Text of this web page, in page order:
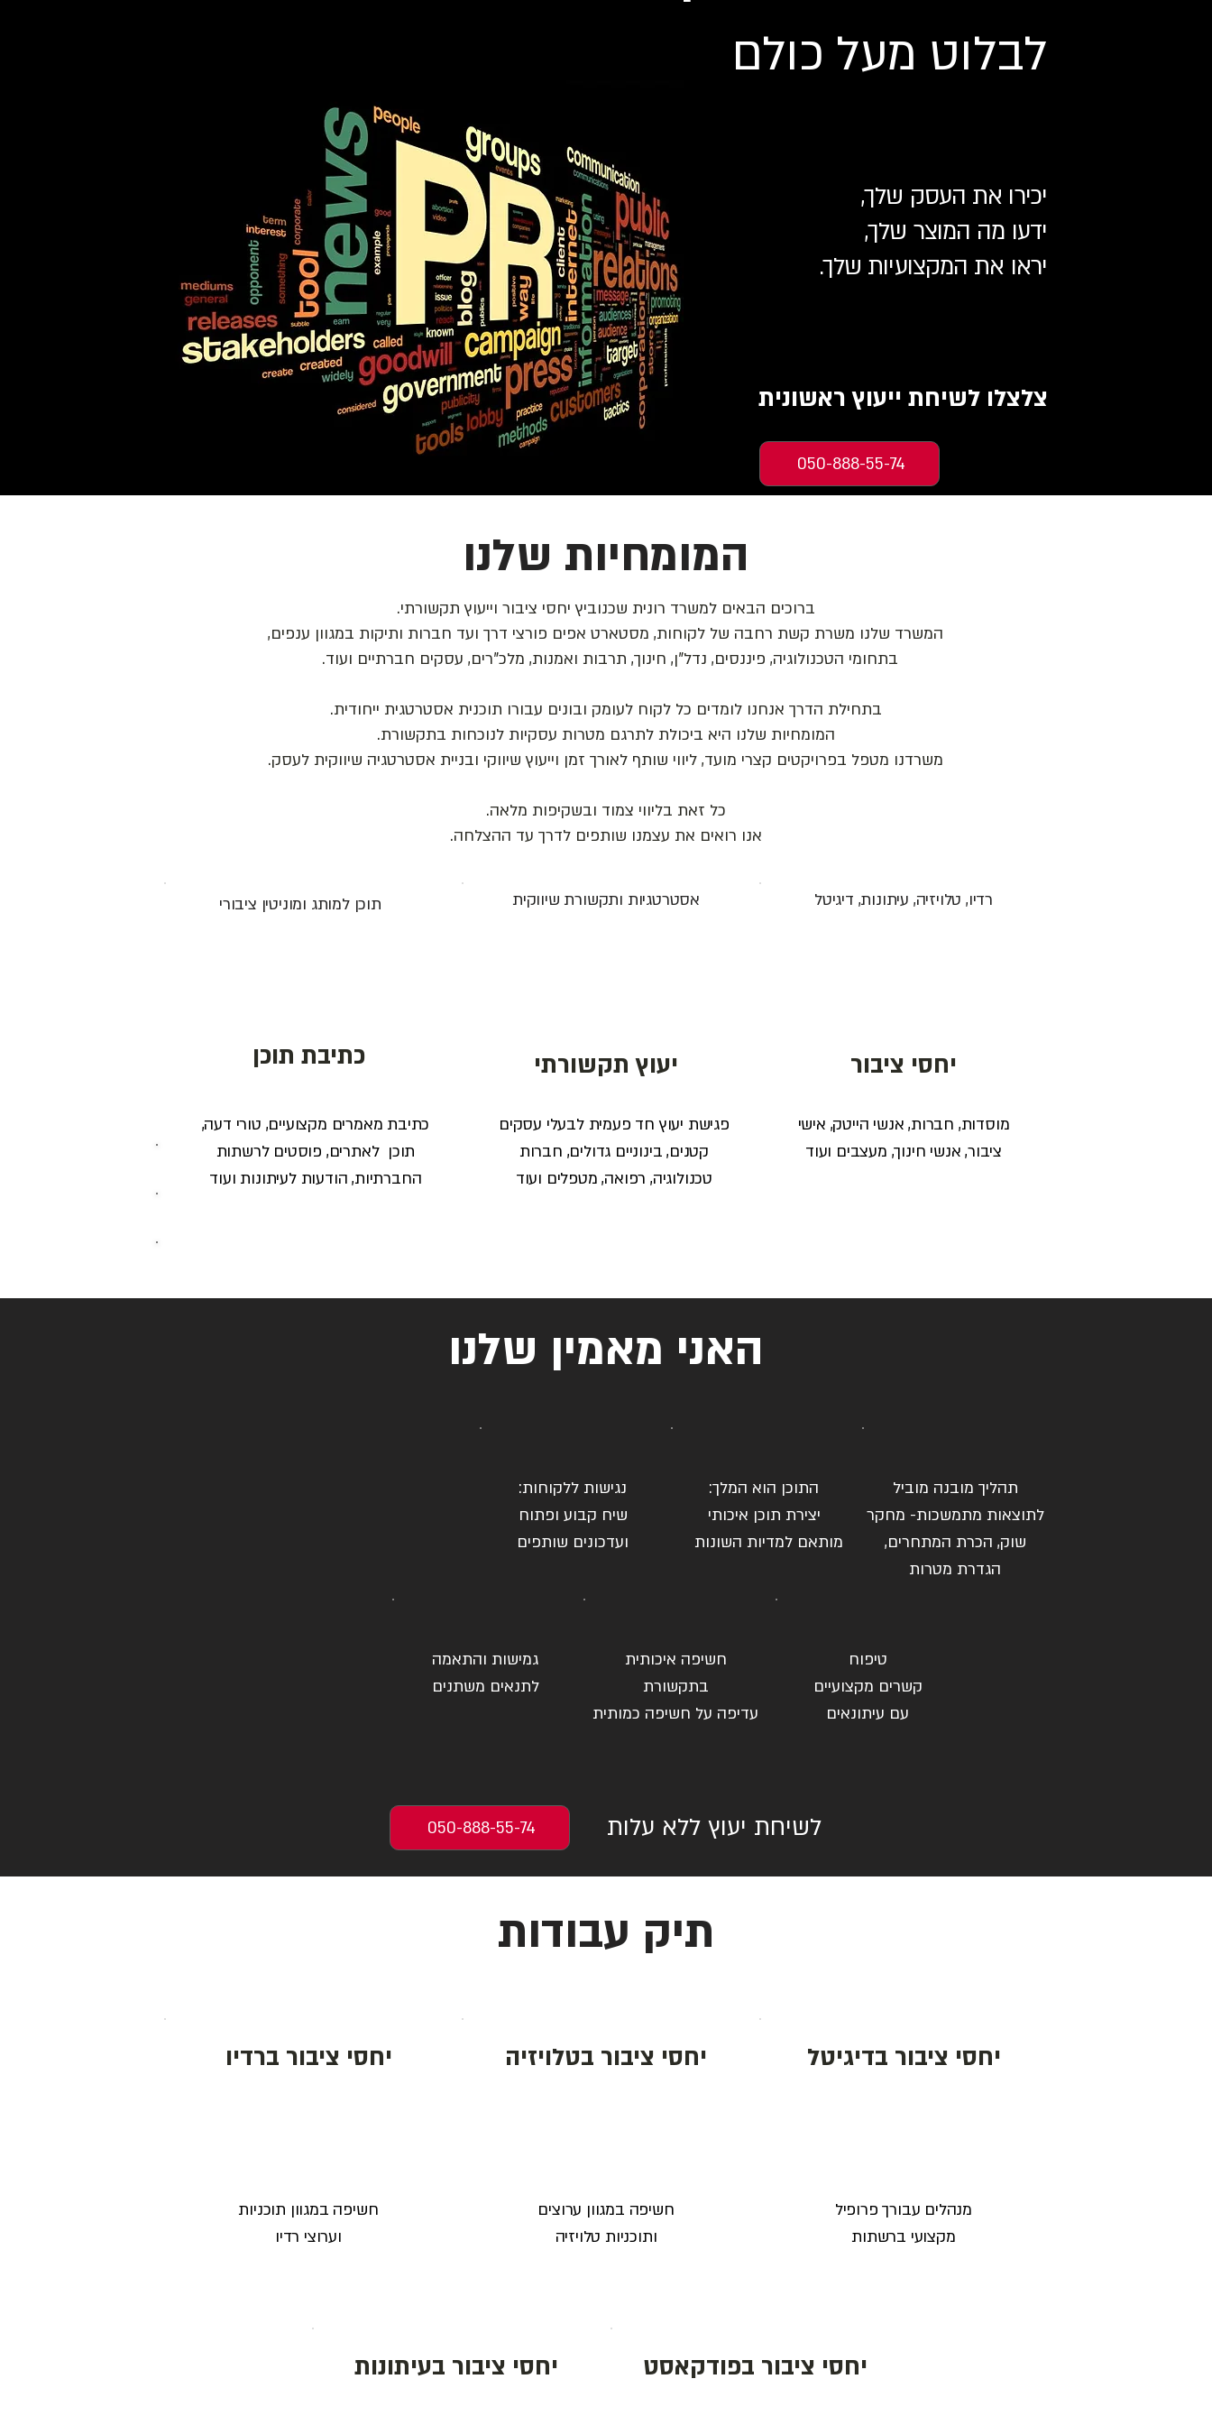
לבלוט מעל כולם
יכירו את העסק שלך,
ידעו מה המוצר שלך,
יראו את המקצועיות שלך.
צלצלו לשיחת ייעוץ ראשונית
050-888-55-74
המומחיות שלנו
ברוכים הבאים למשרד רונית שכנוביץ יחסי ציבור וייעוץ תקשורתי.
המשרד שלנו משרת קשת רחבה של לקוחות, מסטארט אפים פורצי דרך ועד חברות ותיקות במגוון ענפים,
בתחומי הטכנולוגיה, פיננסים, נדל"ן, חינוך, תרבות ואמנות, מלכ"רים, עסקים חברתיים ועוד.
בתחילת הדרך אנחנו לומדים כל לקוח לעומק ובונים עבורו תוכנית אסטרטגית ייחודית.​
המומחיות שלנו היא ביכולת לתרגם מטרות עסקיות לנוכחות בתקשורת.
משרדנו מטפל בפרויקטים קצרי מועד, ליווי שותף לאורך זמן וייעוץ שיווקי ובניית אסטרטגיה שיווקית לעסק.
כל זאת בליווי צמוד ובשקיפות מלאה.
אנו רואים את עצמנו שותפים לדרך עד ההצלחה.
רדיו, טלויזיה, עיתונות, דיגיטל
יחסי ציבור
מוסדות, חברות, אנשי הייטק, אישי
ציבור, אנשי חינוך, מעצבים ועוד
אסטרטגיות ותקשורת שיווקית
יעוץ תקשורתי
פגישת יעוץ חד פעמית לבעלי עסקים
קטנים, בינוניים גדולים, חברות
טכנולוגיה, רפואה, מטפלים ועוד
תוכן למותג ומוניטין ציבורי
כתיבת תוכן
כתיבת מאמרים מקצועיים, טורי דעה,
תוכן לאתרים, פוסטים לרשתות
החברתיות, הודעות לעיתונות ועוד
האני מאמין שלנו
תהליך מובנה מוביל
לתוצאות מתמשכות- מחקר
שוק, הכרת המתחרים,
הגדרת מטרות
התוכן הוא המלך:
יצירת תוכן איכותי
מותאם למדיות השונות
נגישות ללקוחות:
שיח קבוע ופתוח
ועדכונים שותפים
טיפוח
קשרים מקצועיים
עם עיתונאים
חשיפה איכותית
בתקשורת
עדיפה על חשיפה כמותית
גמישות והתאמה
לתנאים משתנים
לשיחת יעוץ ללא עלות 050-888-55-74
תיק עבודות
יחסי ציבור בדיגיטל
מנהלים עבורך פרופיל
מקצועי ברשתות
יחסי ציבור בטלויזיה
חשיפה במגוון ערוצים
ותוכניות טלויזיה
יחסי ציבור ברדיו
חשיפה במגוון תוכניות
וערוצי רדיו
יחסי ציבור בפודקאסט יחסי ציבור בעיתונות